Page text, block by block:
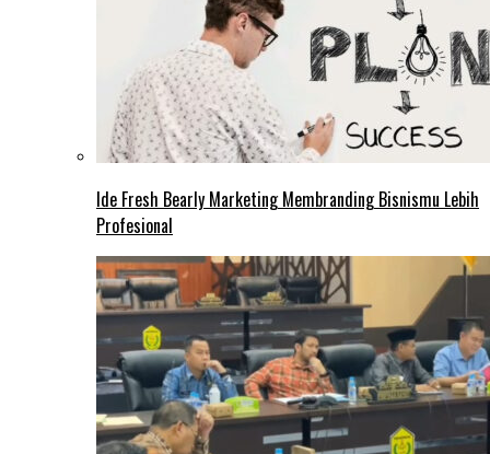
Ide Fresh Bearly Marketing Membranding Bisnismu Lebih
Profesional